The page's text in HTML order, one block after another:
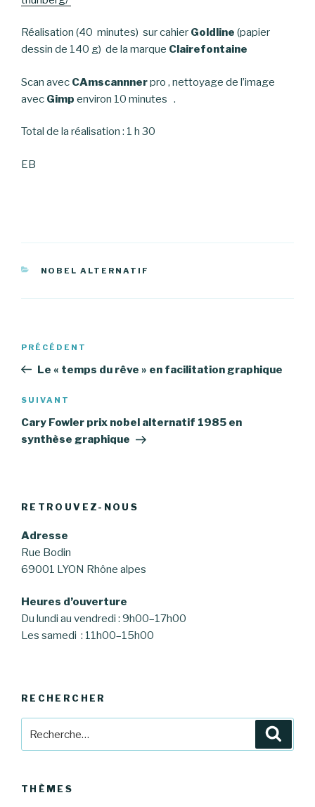
Réalisation (40 minutes) sur cahier Goldline (papier
dessin de 140 g) de la marque Clairefontaine
Scan avec CAmscannnerpro , nettoyage de l’image
avec Gimp environ 10 minutes .
Total de la réalisation : 1 h 30
EB
CATÉGORIES
NOBEL ALTERNATIF
Navigation
Article
précédent
PRÉCÉDENT
Le « temps du rêve » en facilitation graphique
Article
suivant
SUIVANT
Cary Fowler prix nobel alternatif 1985 en
synthèse graphique
RETROUVEZ-NOUS
Adresse
Rue Bodin
69001 LYON Rhône alpes
Heures d’ouverture
Du lundi au vendredi : 9h00–17h00
Les samedi : 11h00–15h00
RECHERCHER
THÈMES